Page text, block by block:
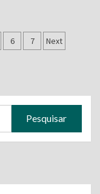
6 7 Next